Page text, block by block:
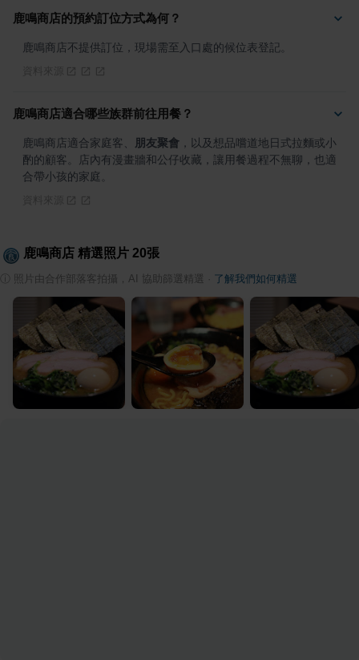
鹿鳴商店的預約訂位方式為何？
鹿鳴商店不提供訂位，現場需至入口處的候位表登記。
鹿鳴商店適合哪些族群前往用餐？
鹿鳴商店適合家庭客、 朋友聚會 ，以及想品嚐道地日式拉麵或小
酌的顧客。店內有漫畫牆和公仔收藏，讓用餐過程不無聊，也適
合帶小孩的家庭。
鹿鳴商店 精選照片 20張
照片由合作部落客拍攝，AI 協助篩選精選 了解我們如何精選